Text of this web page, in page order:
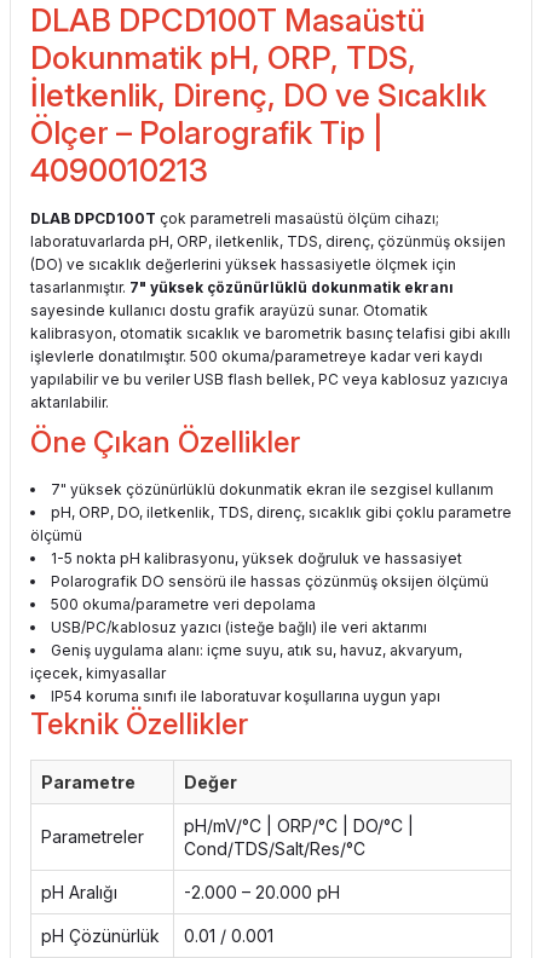
DLAB DPCD100T Masaüstü
Dokunmatik pH, ORP, TDS,
İletkenlik, Direnç, DO ve Sıcaklık
Ölçer – Polarografik Tip |
4090010213
DLAB DPCD100T çok parametreli masaüstü ölçüm cihazı;
laboratuvarlarda pH, ORP, iletkenlik, TDS, direnç, çözünmüş oksijen
(DO) ve sıcaklık değerlerini yüksek hassasiyetle ölçmek için
tasarlanmıştır. 7" yüksek çözünürlüklü dokunmatik ekranı
sayesinde kullanıcı dostu grafik arayüzü sunar. Otomatik
kalibrasyon, otomatik sıcaklık ve barometrik basınç telafisi gibi akıllı
işlevlerle donatılmıştır. 500 okuma/parametreye kadar veri kaydı
yapılabilir ve bu veriler USB flash bellek, PC veya kablosuz yazıcıya
aktarılabilir.
Öne Çıkan Özellikler
7" yüksek çözünürlüklü dokunmatik ekran ile sezgisel kullanım
pH, ORP, DO, iletkenlik, TDS, direnç, sıcaklık gibi çoklu parametre
ölçümü
1-5 nokta pH kalibrasyonu, yüksek doğruluk ve hassasiyet
Polarografik DO sensörü ile hassas çözünmüş oksijen ölçümü
500 okuma/parametre veri depolama
USB/PC/kablosuz yazıcı (isteğe bağlı) ile veri aktarımı
Geniş uygulama alanı: içme suyu, atık su, havuz, akvaryum,
içecek, kimyasallar
IP54 koruma sınıfı ile laboratuvar koşullarına uygun yapı
Teknik Özellikler
Parametre Değer
Parametreler
pH/mV/°C | ORP/°C | DO/°C |
Cond/TDS/Salt/Res/°C
pH Aralığı -2.000 – 20.000 pH
pH Çözünürlük 0.01 / 0.001